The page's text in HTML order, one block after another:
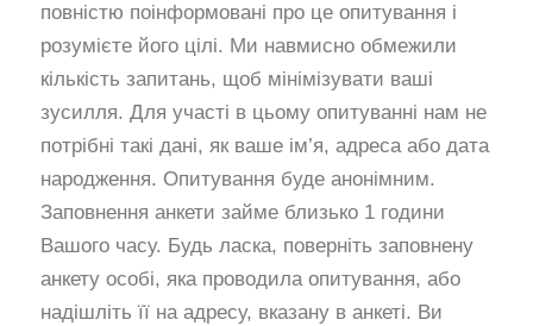
повністю поінформовані про це опитування і
розумієте його цілі. Ми навмисно обмежили
кількість запитань, щоб мінімізувати ваші
зусилля. Для участі в цьому опитуванні нам не
потрібні такі дані, як ваше ім’я, адреса або дата
народження. Опитування буде анонімним.
Заповнення анкети займе близько 1 години
Вашого часу. Будь ласка, поверніть заповнену
анкету особі, яка проводила опитування, або
надішліть її на адресу, вказану в анкеті. Ви